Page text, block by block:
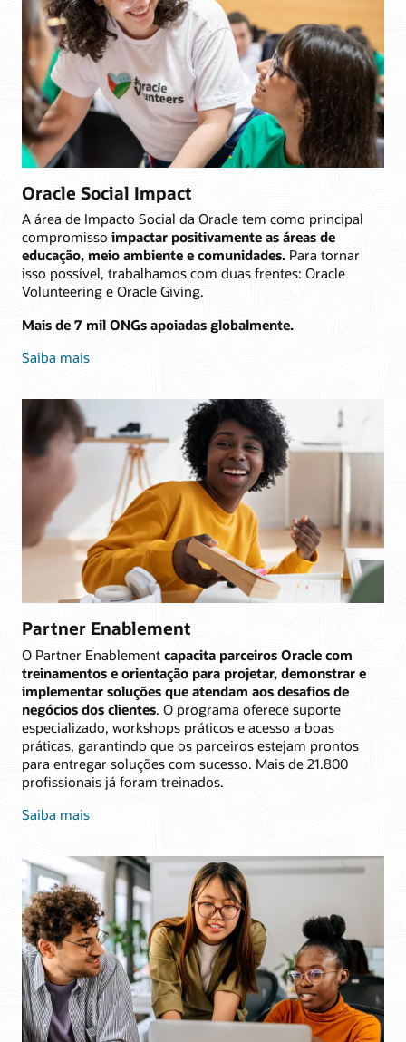
Oracle Social Impact
A área de Impacto Social da Oracle tem como principal
compromisso impactar positivamente as áreas de
educação, meio ambiente e comunidades. Para tornar
isso possível, trabalhamos com duas frentes: Oracle
Volunteering e Oracle Giving.
Mais de 7 mil ONGs apoiadas globalmente.
Saiba mais
Partner Enablement
O Partner Enablement capacita parceiros Oracle com
treinamentos e orientação para projetar, demonstrar e
implementar soluções que atendam aos desafios de
negócios dos clientes. O programa oferece suporte
especializado, workshops práticos e acesso a boas
práticas, garantindo que os parceiros estejam prontos
para entregar soluções com sucesso. Mais de 21.800
profissionais já foram treinados.
Saiba mais